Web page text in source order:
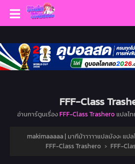
FFF-Class
อ่านการ์ตูนเรื่องFFF-Class Trashero แปลไ
makimaaaaa | มากีม้าาาาาแปลมังงะ แป
FFF-Class Trashero › FFF-